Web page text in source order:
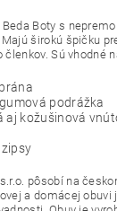
Boty s
širokú špičku
Sú vhodné
podrážka
aj kožušinová
pôsobí na
a domácej